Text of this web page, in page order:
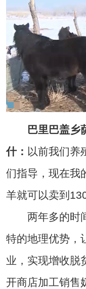
巴里巴盖乡
什： 以前我们养
们指导，现在我
羊就可以卖到
两年多的时间
特的地理优势，
业，实现增收脱
开商店加工销售